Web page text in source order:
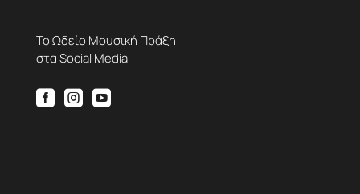
Το Ωδείο Μουσική Πράξη
στα Social Media
  